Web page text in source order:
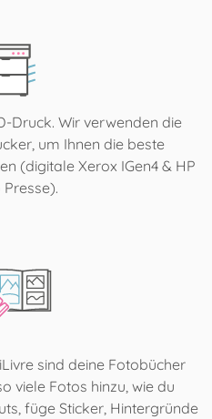
Druck. Wir verwenden die
um Ihnen die beste
(digitale Xerox IGen4 & HP
sind deine Fotobücher
viele Fotos hinzu, wie du
füge Sticker, Hintergründe